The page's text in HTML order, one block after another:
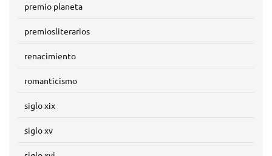
premio planeta
premiosliterarios
renacimiento
romanticismo
siglo xix
siglo xv